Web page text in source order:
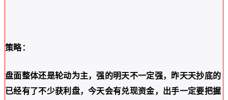
策略：
盘面整体还是轮动为主，强的明天不一定强，昨天天抄底的
已经有了不少获利盘，今天会有兑现资金， 出手一定要把握